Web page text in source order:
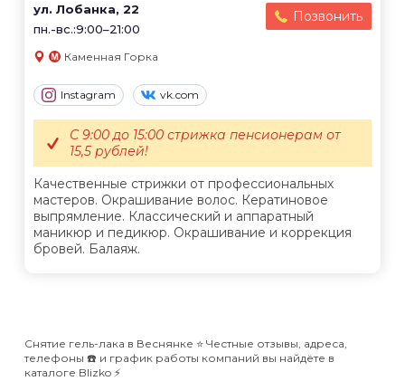
ул. Лобанка, 22
пн.-вс.:9:00–21:00
Позвонить
Каменная Горка
Instagram vk.com
Качественные стрижки от профессиональных
мастеров. Окрашивание волос. Кератиновое
выпрямление. Классический и аппаратный
маникюр и педикюр. Окрашивание и коррекция
бровей. Балаяж.
С 9:00 до 15:00 стрижка пенсионерам от
15,5 рублей!
Снятие гель-лака в Веснянке ⭐️ Честные отзывы, адреса,
телефоны ☎️ и график работы компаний вы найдёте в
каталоге Blizko ⚡️